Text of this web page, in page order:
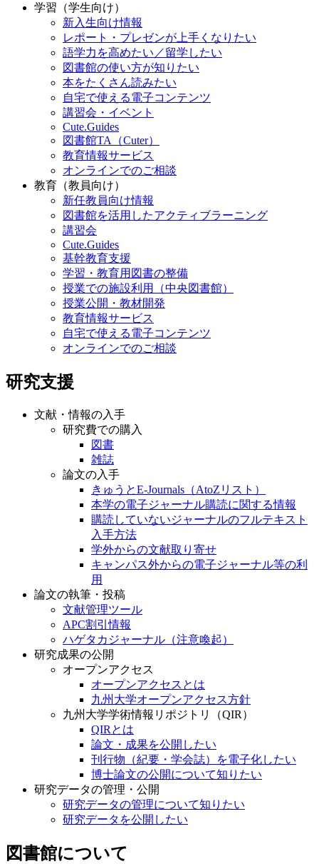
学習（学生向け）
新入生向け情報
レポート・プレゼンが上手くなりたい
語学力を高めたい／留学したい
図書館の使い方が知りたい
本をたくさん読みたい
自宅で使える電子コンテンツ
講習会・イベント
Cute.Guides
図書館TA（Cuter）
教育情報サービス
オンラインでのご相談
教育（教員向け）
新任教員向け情報
図書館を活用したアクティブラーニング
講習会
Cute.Guides
基幹教育支援
学習・教育用図書の整備
授業での施設利用（中央図書館）
授業公開・教材開発
教育情報サービス
自宅で使える電子コンテンツ
オンラインでのご相談
研究支援
文献・情報の入手
研究費での購入
図書
雑誌
論文の入手
きゅうとE-Journals（AtoZリスト）
本学の電子ジャーナル購読に関する情報
購読していないジャーナルのフルテキスト
入手方法
学外からの文献取り寄せ
キャンパス外からの電子ジャーナル等の利
用
論文の執筆・投稿
文献管理ツール
APC割引情報
ハゲタカジャーナル（注意喚起）
研究成果の公開
オープンアクセス
オープンアクセスとは
九州大学オープンアクセス方針
九州大学学術情報リポジトリ（QIR）
QIRとは
論文・成果を公開したい
刊行物（紀要・学会誌）を電子化したい
博士論文の公開について知りたい
研究データの管理・公開
研究データの管理について知りたい
研究データを公開したい
図書館について